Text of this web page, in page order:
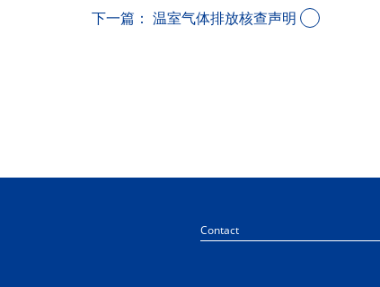
下一篇： 温室气体排放核查声明
Contact